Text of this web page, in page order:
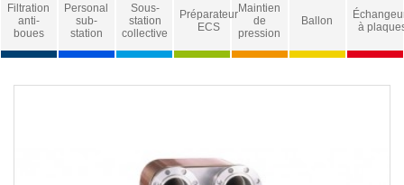
Filtration
anti-
boues
Personal
sub-
station
Sous-
station
collective
Préparateur
ECS
Maintien
de
pression
Ballon
à